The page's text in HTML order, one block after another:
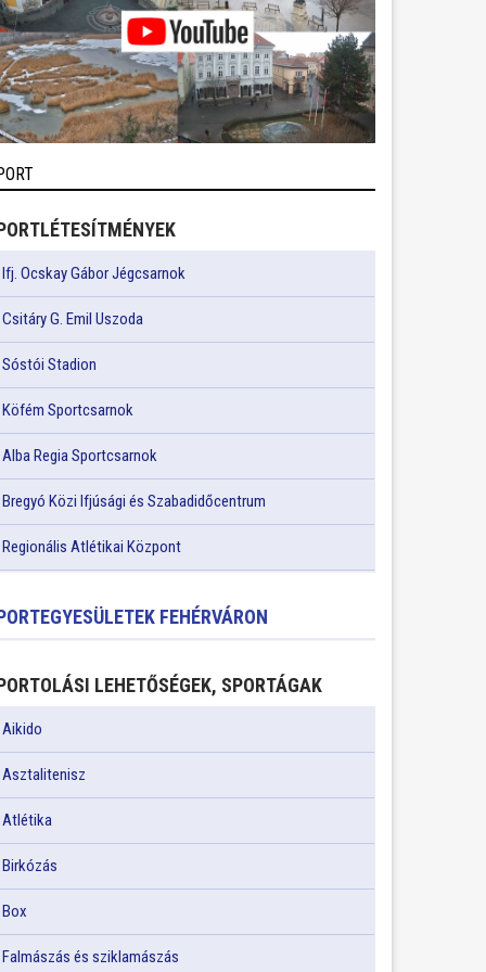
Ifj. Ocskay Gábor Jégcsarnok
Csitáry G. Emil Uszoda
Sóstói Stadion
Köfém Sportcsarnok
Alba Regia Sportcsarnok
Bregyó Közi Ifjúsági és Szabadidőcentrum
Regionális Atlétikai Központ
FEHÉRVÁRON
LEHETŐSÉGEK, SPORTÁGAK
Aikido
Asztalitenisz
Atlétika
Birkózás
Box
Falmászás és sziklamászás